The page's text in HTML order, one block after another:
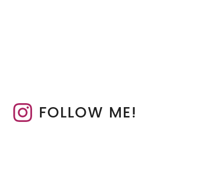
FOLLOW ME!